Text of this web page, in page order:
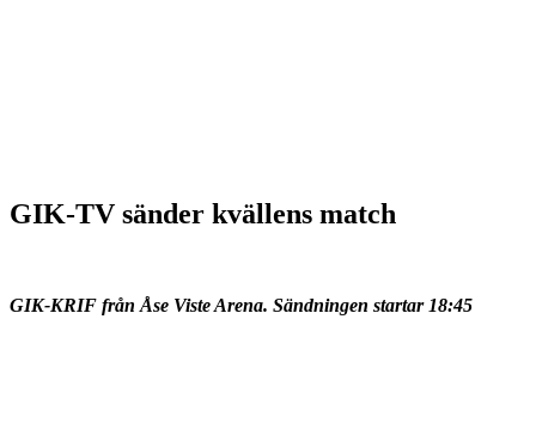
GIK-TV sänder kvällens match
GIK-KRIF från Åse Viste Arena. Sändningen startar 18:45